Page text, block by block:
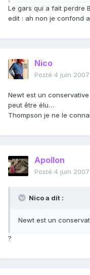
Le gars qui a fait perdre
edit : ah non je confond
Nico
Posté 4 juin 2007
Newt est un
peut être élu…
Thompson je ne le
Apollon
Posté 4 juin 2007
Nico a dit :
Newt est un
?